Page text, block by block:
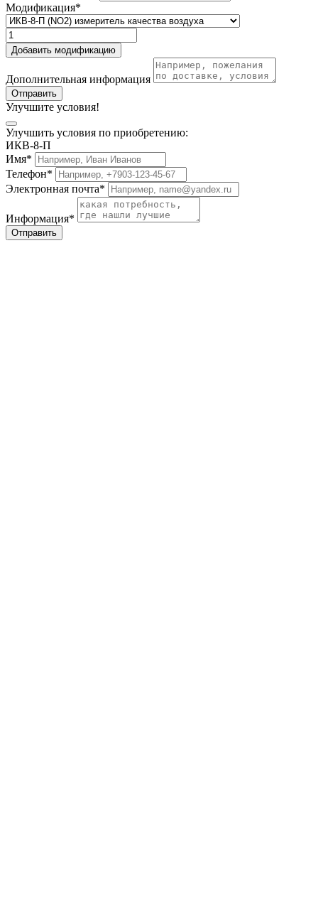
Модификация*
Добавить модификацию
Дополнительная информация
Отправить
Улучшите условия!
Улучшить условия по приобретению:
ИКВ-8-П
Имя*
Телефон*
Электронная почта*
Информация*
Отправить